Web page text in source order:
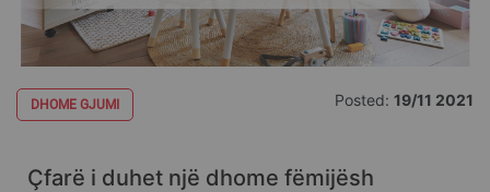
Çfarë i duhet një dhome fëmijësh
DHOME GJUMI Posted: 19/11 2021